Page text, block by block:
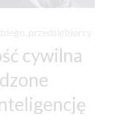
przedsiębiorcy
cywilna